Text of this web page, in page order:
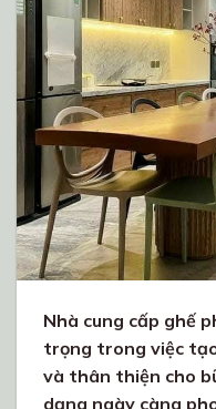
Nhà cung cấp ghế
trọng trong việc
và thân thiện cho
dạng ngày càng